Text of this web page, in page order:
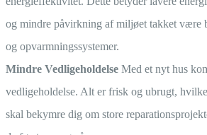
og mindre påvirkning af miljøet takket være
og opvarmningssystemer.
Mindre Vedligeholdelse Med et nyt hus
vedligeholdelse. Alt er frisk og ubrugt,
skal bekymre dig om store